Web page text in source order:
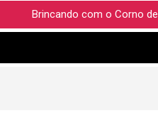
Brincando com o Corno